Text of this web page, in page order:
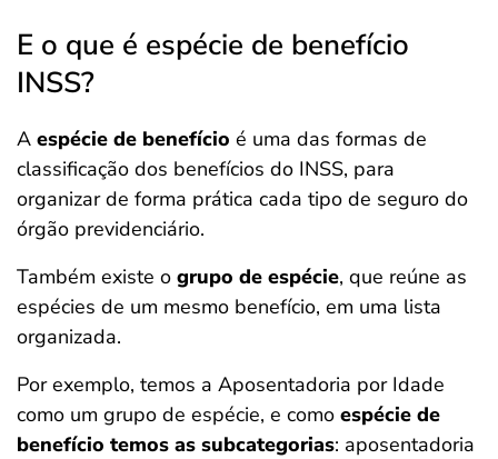
E o que é espécie de benefício
INSS?
A espécie de benefício é uma das formas de
classificação dos benefícios do INSS, para
organizar de forma prática cada tipo de seguro do
órgão previdenciário.
Também existe o grupo de espécie, que reúne as
espécies de um mesmo benefício, em uma lista
organizada.
Por exemplo, temos a Aposentadoria por Idade
como um grupo de espécie, e como espécie de
benefício temos as subcategorias: aposentadoria